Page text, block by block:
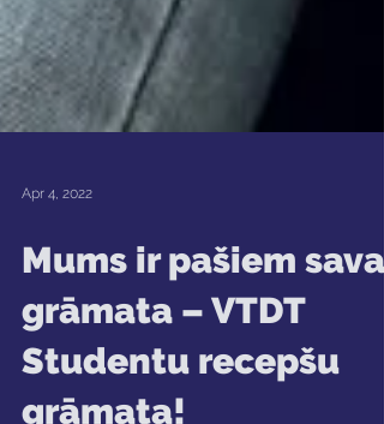
Mums ir pašiem sava
grāmata – VTDT
Studentu recepšu